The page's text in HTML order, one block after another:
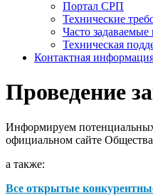
Портал СРП
Технические
Часто
Техническая
Контактная
Проведение
Информируем
официальном сайте
а также:
Все открытые